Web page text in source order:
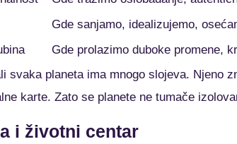
Gde sanjamo, idealizujemo,
Gde prolazimo duboke promene,
svaka planeta ima mnogo slojeva. Njeno
karte. Zato se planete ne tumače
i životni centar